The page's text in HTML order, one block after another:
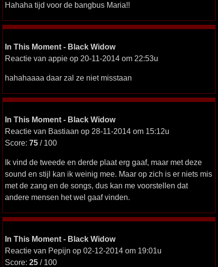
Hahaha tijd voor de bangbus Maria!!
In This Moment - Black Widow
Reactie van appie op 20-11-2014 om 22:53u
hahahaaaa daar zal ze niet misstaan
In This Moment - Black Widow
Reactie van Bastiaan op 28-11-2014 om 15:12u
Score: 75 / 100
Ik vind de tweede en derde plaat erg gaaf, maar met deze
sound en stijl kan ik weinig mee. Maar op zich is er niets mis
met de zang en de songs, dus kan me voorstellen dat
andere mensen het wel gaaf vinden.
In This Moment - Black Widow
Reactie van Pepijn op 02-12-2014 om 19:01u
Score: 25 / 100